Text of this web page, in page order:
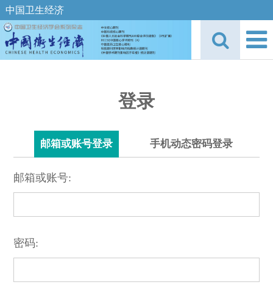
中国卫生经济
登录
邮箱或账号登录 手机动态密码登录
邮箱或账号:
密码: